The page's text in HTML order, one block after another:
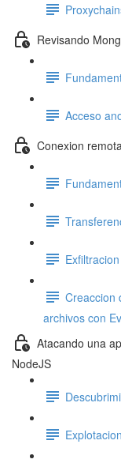
Revisando
Acceso
Conexion
Creaccion
archivos con
Atacando una
NodeJS